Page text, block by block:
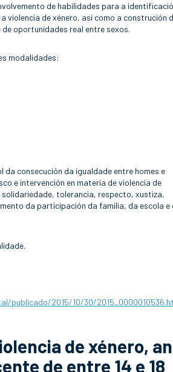
de habilidades para a
violencia de xénero, así como a construción
oportunidades real entre sexos.
modalidades:
consecución da igualdade entre homes e
e intervención en materia de violencia de
tolerancia, respecto, xustiza,
da participación da familia, da escola e
publicado/2015/10/30/
de xénero,
de entre 14 e 18